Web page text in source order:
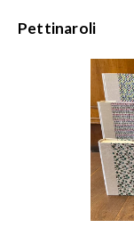
Pettinaroli